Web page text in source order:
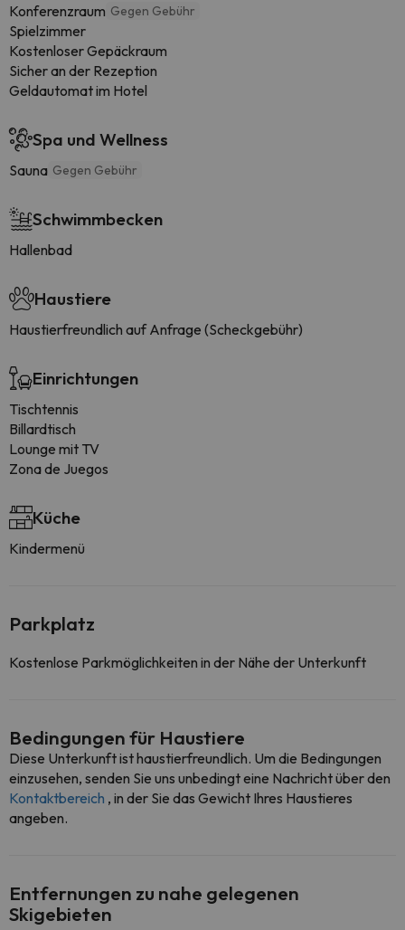
Konferenzraum Gegen Gebühr
Spielzimmer
Kostenloser Gepäckraum
Sicher an der Rezeption
Geldautomat im Hotel
Spa und Wellness
Sauna Gegen Gebühr
Schwimmbecken
Hallenbad
Haustiere
Haustierfreundlich auf Anfrage (Scheckgebühr)
Einrichtungen
Tischtennis
Billardtisch
Lounge mit TV
Zona de Juegos
Küche
Kindermenü
Parkplatz
Kostenlose Parkmöglichkeiten in der Nähe der Unterkunft
Bedingungen für Haustiere
Diese Unterkunft ist haustierfreundlich. Um die Bedingungen
einzusehen, senden Sie uns unbedingt eine Nachricht über den
Kontaktbereich , in der Sie das Gewicht Ihres Haustieres
angeben.
Entfernungen zu nahe gelegenen
Skigebieten